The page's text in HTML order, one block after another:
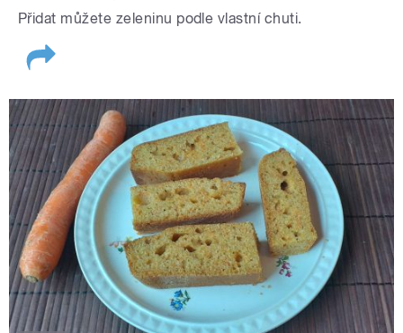
Přidat můžete zeleninu podle vlastní chuti.